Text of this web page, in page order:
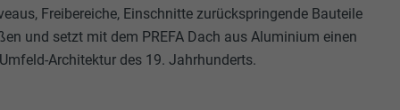
Freibereiche, Einschnitte zurückspringende Bauteile
und setzt mit dem PREFA Dach aus Aluminium einen
Architektur des 19. Jahrhunderts.